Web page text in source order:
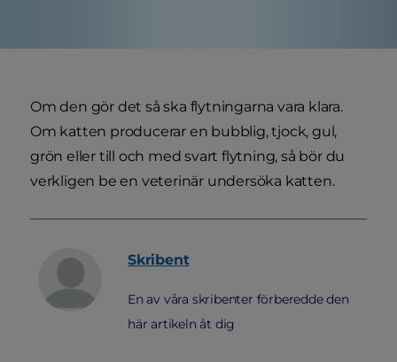
Om den gör det så ska flytningarna vara klara.
Om katten producerar en bubblig, tjock, gul,
grön eller till och med svart flytning, så bör du
verkligen be en veterinär undersöka katten.
Skribent
En av våra skribenter förberedde den
här artikeln åt dig